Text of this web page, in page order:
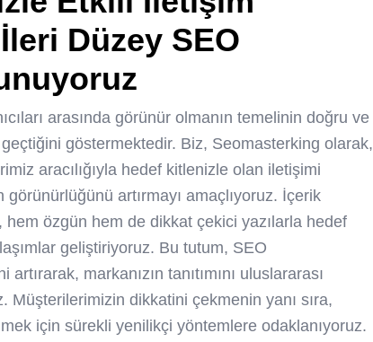
Düzey SEO
arasında görünür olmanın temelinin doğru ve
göstermektedir. Biz, Seomasterking olarak,
aracılığıyla hedef kitlenizle olan iletişimi
görünürlüğünü artırmayı amaçlıyoruz. İçerik
özgün hem de dikkat çekici yazılarla hedef
geliştiriyoruz. Bu tutum, SEO
artırarak, markanızın tanıtımını uluslararası
Müşterilerimizin dikkatini çekmenin yanı sıra,
için sürekli yenilikçi yöntemlere odaklanıyoruz.